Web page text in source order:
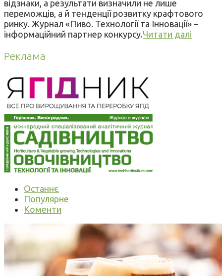
відзнаки, а результати визначили не лише
переможців, а й тенденції розвитку крафтового
ринку. Журнал «Пиво. Технології та Інновації» –
інформаційний партнер конкурсу.Читати далі
Реклама
Останнє
Популярне
Коменти